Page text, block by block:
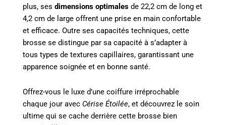
plus, ses dimensions optimales de 22,2 cm de long et
4,2 cm de large offrent une prise en main confortable
et efficace. Outre ses capacités techniques, cette
brosse se distingue par sa capacité à s’adapter à
tous types de textures capillaires, garantissant une
apparence soignée et en bonne santé.
Offrez-vous le luxe d’une coiffure irréprochable
chaque jour avec Cérise Étoilée, et découvrez le soin
ultime qui se cache derrière cette brosse bien